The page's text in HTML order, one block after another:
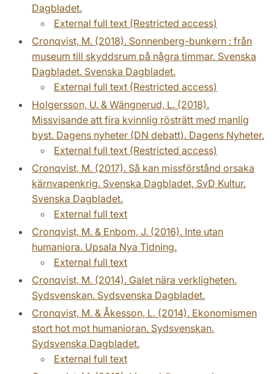
Dagbladet.
External full text (Restricted access)
Cronqvist, M. (2018). Sonnenberg-bunkern : från
museum till skyddsrum på några timmar. Svenska
Dagbladet. Svenska Dagbladet.
External full text (Restricted access)
Holgersson, U. & Wängnerud, L. (2018).
Missvisande att fira kvinnlig rösträtt med manlig
byst. Dagens nyheter (DN debatt). Dagens Nyheter.
External full text (Restricted access)
Cronqvist, M. (2017). Så kan missförstånd orsaka
kärnvapenkrig. Svenska Dagbladet, SvD Kultur.
Svenska Dagbladet.
External full text
Cronqvist, M. & Enbom, J. (2016). Inte utan
humaniora. Upsala Nya Tidning.
External full text
Cronqvist, M. (2014). Galet nära verkligheten.
Sydsvenskan. Sydsvenska Dagbladet.
Cronqvist, M. & Åkesson, L. (2014). Ekonomismen
stort hot mot humanioran. Sydsvenskan.
Sydsvenska Dagbladet.
External full text